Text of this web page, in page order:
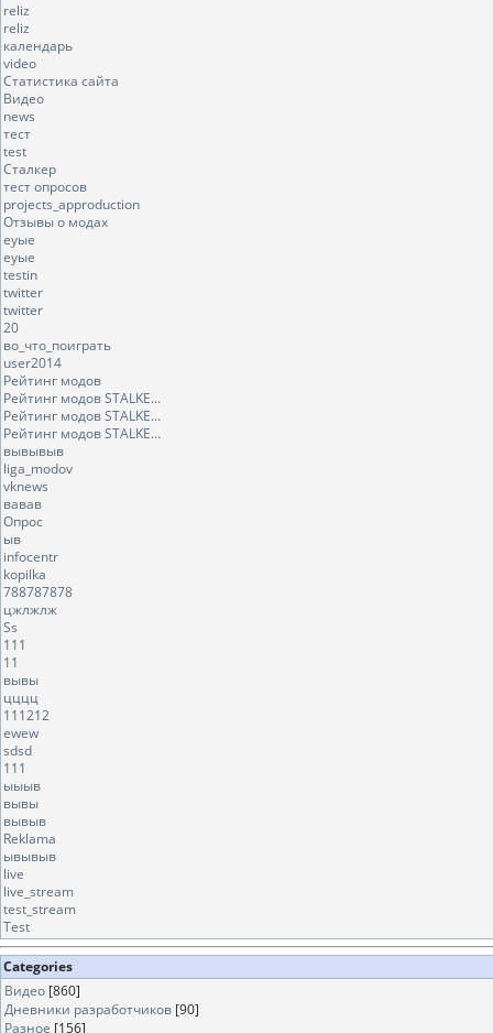
reliz
reliz
календарь
video
Статистика сайта
Видео
news
тест
test
Сталкер
тест опросов
projects_approduction
Отзывы о модах
еуые
еуые
testin
twitter
twitter
20
во_что_поиграть
user2014
Рейтинг модов
Рейтинг модов STALKE...
Рейтинг модов STALKE...
Рейтинг модов STALKE...
вывывыв
liga_modov
vknews
вавав
Опрос
ыв
infocentr
kopilka
788787878
цжлжлж
Ss
111
11
вывы
цццц
111212
ewew
sdsd
111
ыыыв
вывы
вывыв
Reklama
ывывыв
live
live_stream
test_stream
Test
Categories
Видео [860]
Дневники разработчиков [90]
Разное [156]